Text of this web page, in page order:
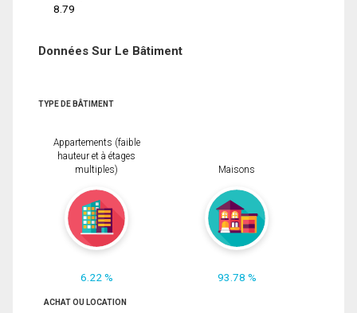
8.79
Données Sur Le Bâtiment
TYPE DE BÂTIMENT
Appartements (faible
hauteur et à étages
multiples)
6.22 %
Maisons
93.78 %
ACHAT OU LOCATION